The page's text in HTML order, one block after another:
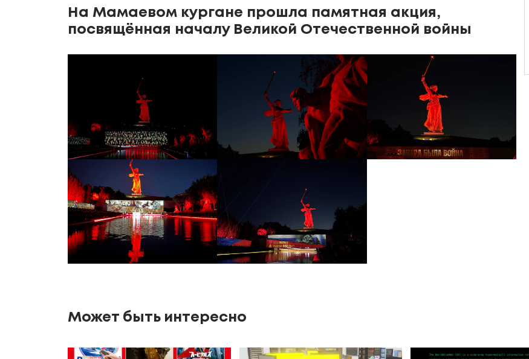
На Мамаевом кургане прошла памятная акция,
посвящённая началу Великой Отечественной войны
Может быть интересно